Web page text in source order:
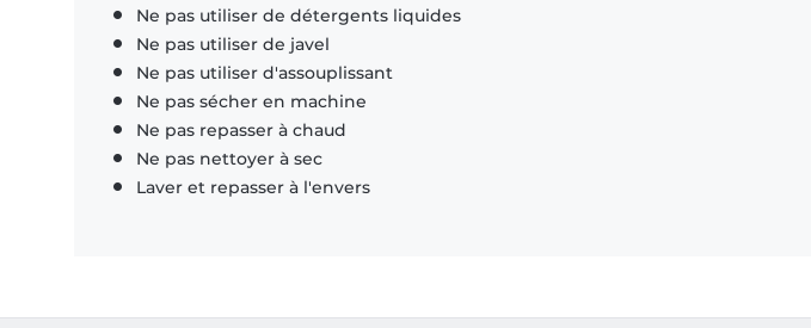
Ne pas utiliser de détergents liquides
Ne pas utiliser de javel
Ne pas utiliser d'assouplissant
Ne pas sécher en machine
Ne pas repasser à chaud
Ne pas nettoyer à sec
Laver et repasser à l'envers